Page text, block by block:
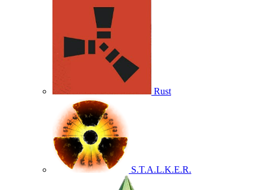
Rust
S.T.A.L.K.E.R.